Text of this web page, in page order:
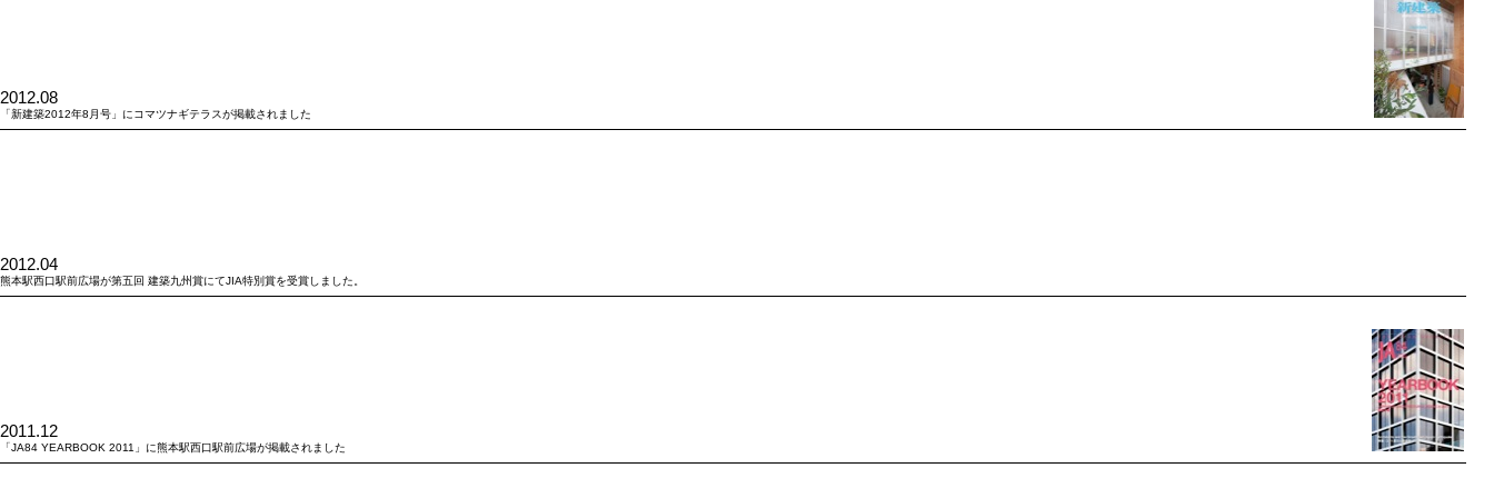
2012.08
「新建築2012年8月号」にコマツナギテラスが掲載されました
2012.04
熊本駅西口駅前広場が第五回 建築九州賞にてJIA特別賞を受賞しました。
2011.12
「JA84 YEARBOOK 2011」に熊本駅西口駅前広場が掲載されました